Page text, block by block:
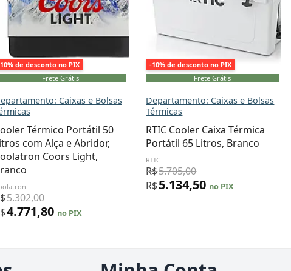
de desconto no PIX
Frete Grátis
Caixas e Bolsas
Térmico Portátil 50
com Alça e Abridor,
Coors Light,
5.302,00
4.771,80 no PIX
-10% de desconto no PIX
Frete Grátis
Departamento: Caixas e Bolsas
Térmicas
RTIC Cooler Caixa Térmica
Portátil 65 Litros, Branco
RTIC
R$5.705,00
R$5.134,50 no PIX